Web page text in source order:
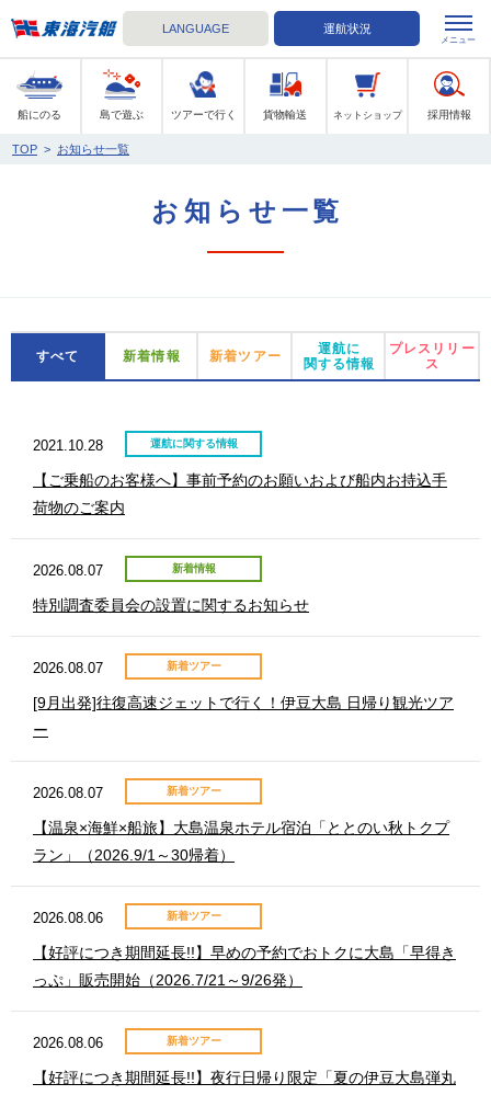
LANGUAGE 運航状況
船にのる 島で遊ぶ ツアーで行く 貨物輸送 ネットショップ 採用情報
メニュー
TOP > お知らせ一覧
お知らせ一覧
すべて 新着情報 新着ツアー
運航に
関する情報
プレスリリー
ス
2021.10.28 運航に関する情報
【ご乗船のお客様へ】事前予約のお願いおよび船内お持込手
荷物のご案内
2026.08.07 新着情報
特別調査委員会の設置に関するお知らせ
2026.08.07 新着ツアー
[9月出発]往復高速ジェットで行く！伊豆大島 日帰り観光ツア
ー
2026.08.07 新着ツアー
【温泉×海鮮×船旅】大島温泉ホテル宿泊「ととのい秋トクプ
ラン」（2026.9/1～30帰着）
2026.08.06 新着ツアー
【好評につき期間延長!!】早めの予約でおトクに大島「早得き
っぷ」販売開始（2026.7/21～9/26発）
2026.08.06 新着ツアー
【好評につき期間延長!!】夜行日帰り限定「夏の伊豆大島弾丸